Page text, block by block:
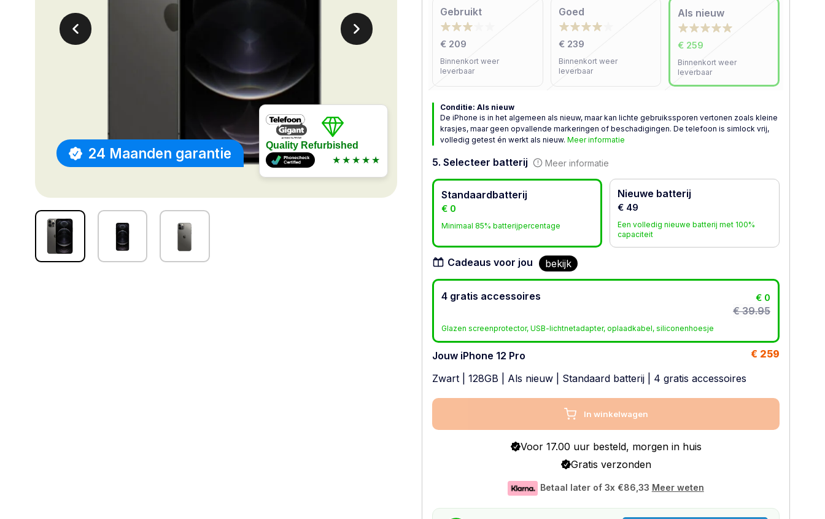
24 Maanden garantie
Quality Refurbished
★★★★★
Gebruikt
€ 209
Binnenkort weer
leverbaar
Goed
€ 239
Binnenkort weer
leverbaar
Als nieuw
€ 259
Binnenkort weer
leverbaar
Conditie: Als nieuw
De iPhone is in het algemeen als nieuw, maar kan lichte gebruikssporen vertonen zoals kleine
krasjes, maar geen opvallende markeringen of beschadigingen. De telefoon is simlock vrij,
volledig getest én werkt als nieuw. Meer informatie
5. Selecteer batterij Meer informatie
Standaardbatterij
€ 0
Minimaal 85% batterijpercentage
Nieuwe batterij
€ 49
Een volledig nieuwe batterij met 100%
capaciteit
Cadeaus voor jou bekijk
4 gratis accessoires € 0
€ 39.95
Glazen screenprotector, USB-lichtnetadapter, oplaadkabel, siliconenhoesje
Jouw iPhone 12 Pro
€ 259
Zwart
128GB Als nieuw Standaard batterij | 4 gratis accessoires
In winkelwagen
Voor 17.00 uur besteld, morgen in huis
Gratis verzonden
Betaal later of 3x €86,33 Meer weten